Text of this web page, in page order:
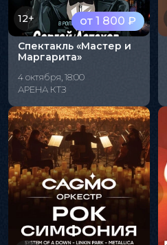
от 1 800 ₽
12+
Спектакль «Мастер и
Маргарита»
4 октября, 18:00
АРЕНА КТЗ